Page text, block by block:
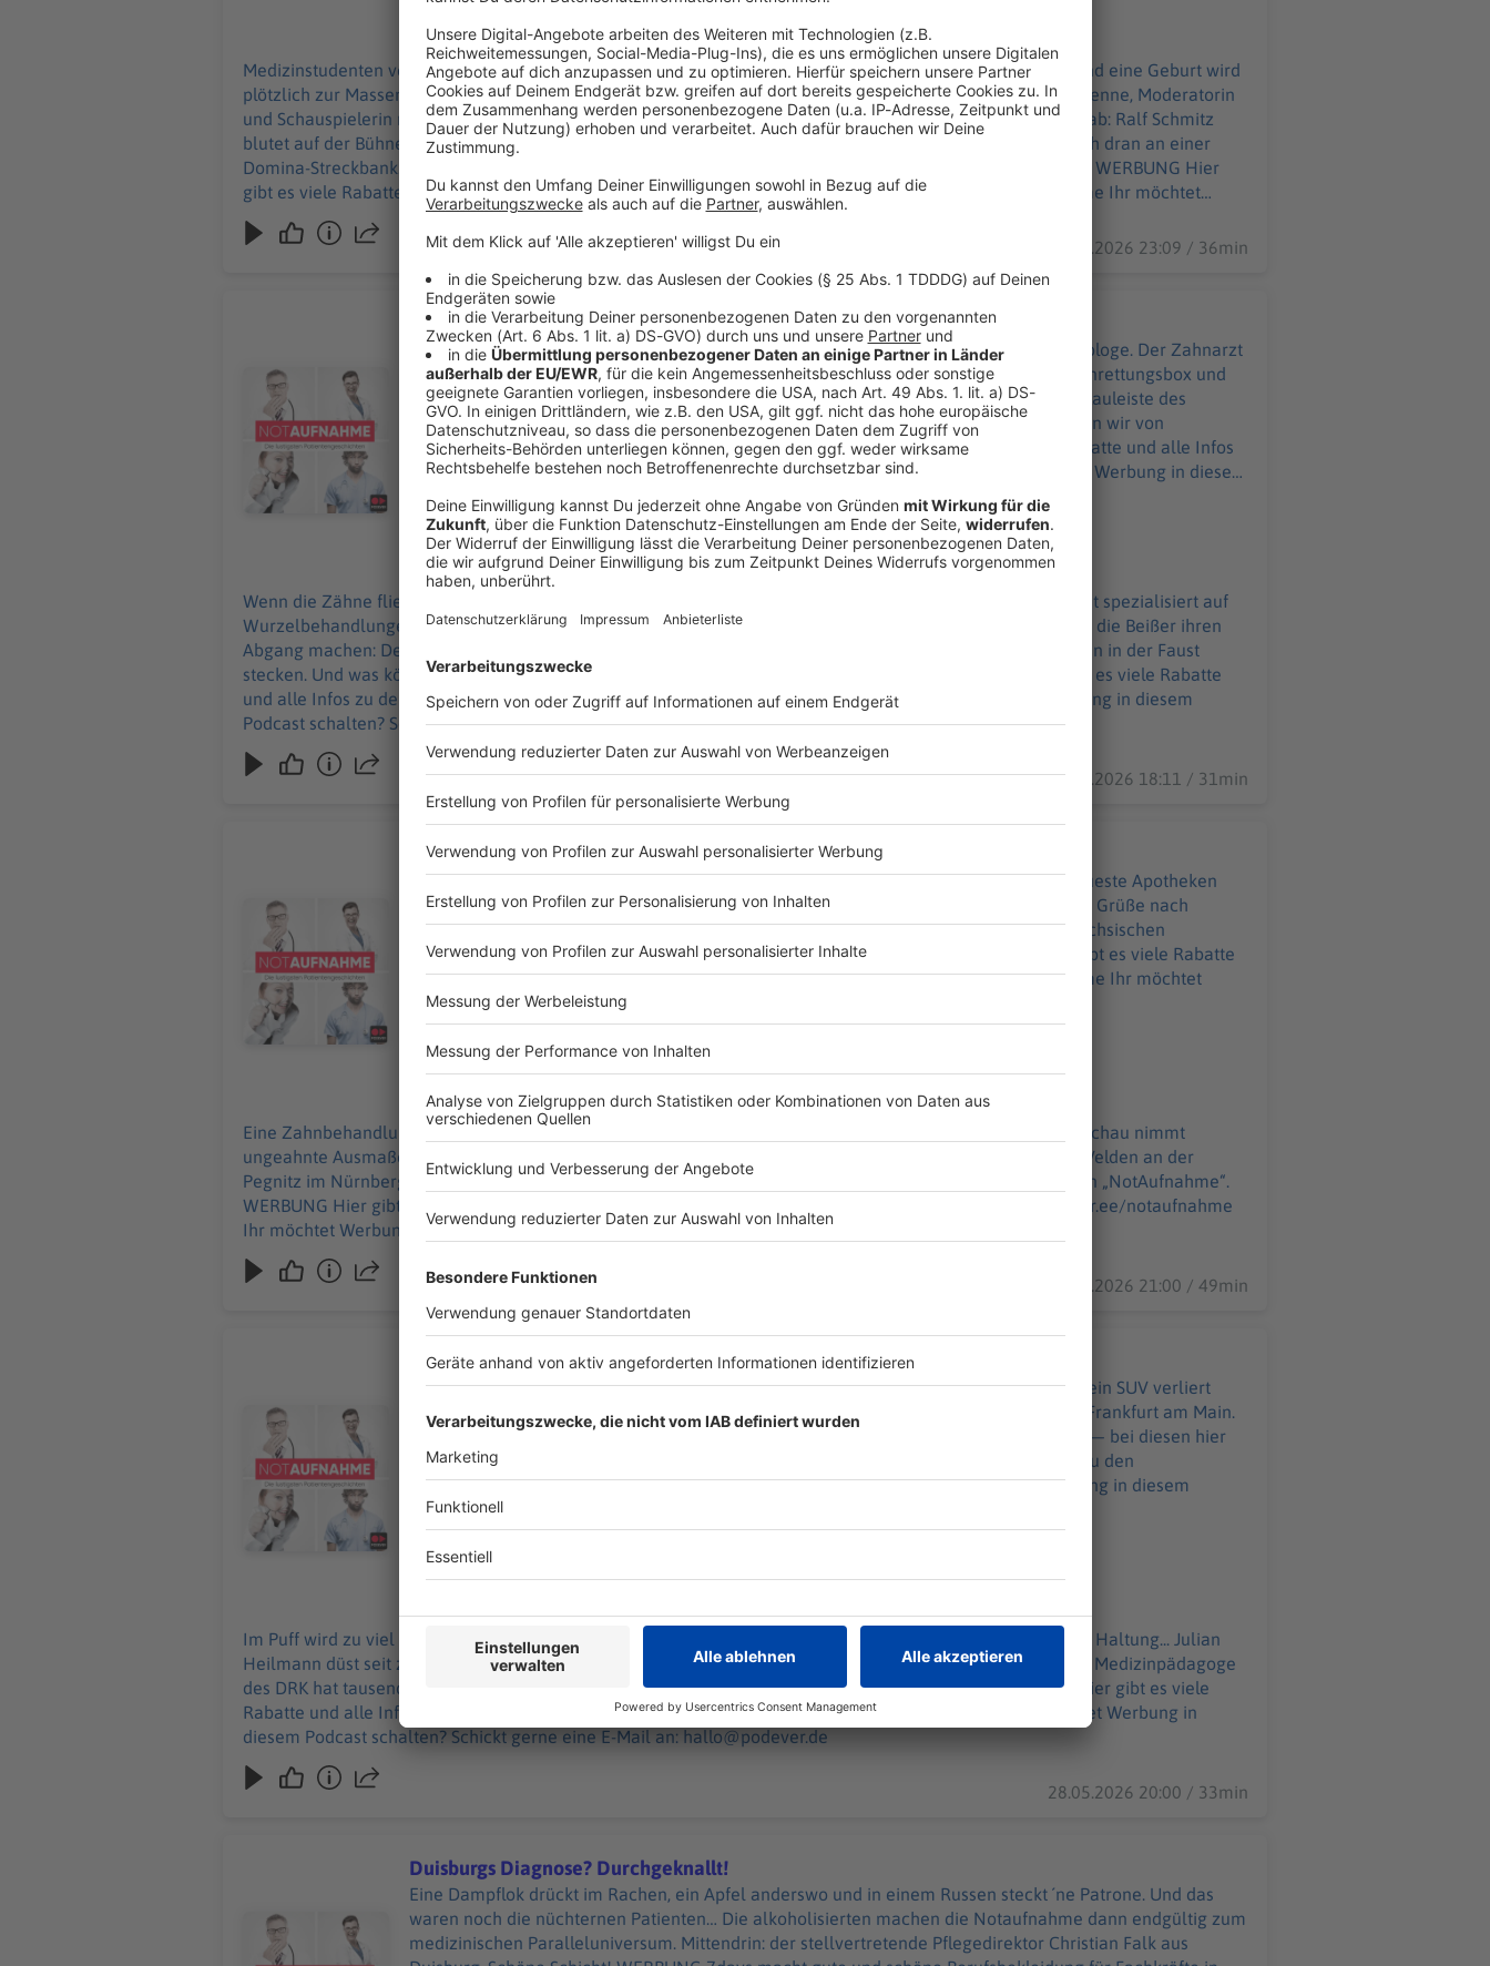
09.07.2026 23:09 / 36min
Medizinstudenten vergessen etwas in ihrem Körper. Dafür fehlt beim Röntgen ein entscheidendes Detail. Und eine Geburt wird
plötzlich zur Massenveranstaltung. Bei Lisa Feller sind sogar die Arzt-Besuche starkes Stand-up. Die Comedienne, Moderatorin
und Schauspielerin nimmt ihre Heilbehandlungen mit Humor. Auch ihre Comedy-Kollegen bekommen was ab: Ralf Schmitz
blutet auf der Bühne. Max Giesinger wird von American-Football-Spielern gestoppt. Und Verona Pooth ist nah dran an einer
Domina-Streckbank... Keine Angst: Dieser Podcast ist „stöhnsauber“! Gast in dieser Podcast-Folge: Lisa Feller WERBUNG Hier
gibt es viele Rabatte und alle Infos zu den Werbepartnern und „NotAufnahme“: https://linktr.ee/notaufnahme Ihr möchtet
Werbung in diesem Podcast schalten? Schickt gerne eine E-Mail an: hallo@podever.de
09.07.2026 23:09 / 36min
Audiotitel - Die schönsten Zahnunfälle Norddeutschlands
Die schönsten Zahnunfälle Norddeutschlands
Wenn die Zähne fliegen, ist er zur Stelle: Christoph Mahlke aus Wittingen ist Endodontologe. Der Zahnarzt
ist spezialisiert auf Wurzelbehandlungen und Traumatologie. Ralf kriecht in seine Zahnrettungsbox und
geht in Deckung, wenn die Beißer ihren Abgang machen: Denn eine Axt rutscht in die Kauleiste des
Baumfällers. Bei einem Kampfbiss bleibt der Zahn in der Faust stecken. Und was können wir von
Hooligans lernen, die ihre nächste Prügelei planen…? WERBUNG Hier gibt es viele Rabatte und alle Infos
zu den Werbepartnern und „NotAufnahme“: https://linktr.ee/notaufnahme Ihr möchtet Werbung in diesem
Podcast schalten? Schickt gerne eine E-Mail an: hallo@podever.de
25.06.2026 18:11 / 31min
Wenn die Zähne fliegen, ist er zur Stelle: Christoph Mahlke aus Wittingen ist Endodontologe. Der Zahnarzt ist spezialisiert auf
Wurzelbehandlungen und Traumatologie. Ralf kriecht in seine Zahnrettungsbox und geht in Deckung, wenn die Beißer ihren
Abgang machen: Denn eine Axt rutscht in die Kauleiste des Baumfällers. Bei einem Kampfbiss bleibt der Zahn in der Faust
stecken. Und was können wir von Hooligans lernen, die ihre nächste Prügelei planen…? WERBUNG Hier gibt es viele Rabatte
und alle Infos zu den Werbepartnern und „NotAufnahme“: https://linktr.ee/notaufnahme Ihr möchtet Werbung in diesem
Podcast schalten? Schickt gerne eine E-Mail an: hallo@podever.de
25.06.2026 18:11 / 31min
Audiotitel - Chronisch komisch
Chronisch komisch
Eine Zahnbehandlung endet mit einem Denkzettel von der Decke, die Jagd auf die neueste Apotheken
Umschau nimmt ungeahnte Ausmaße an und Ralf wird betriebsintern betütatat… Liebe Grüße nach
Brandenburg, München, Velden an der Pegnitz im Nürnberger Land, Schneeberg im sächsischen
Erzgebirge und Stuttgart. Und Prost auf 175 Folgen „NotAufnahme“. WERBUNG Hier gibt es viele Rabatte
und alle Infos zu den Werbepartnern und „NotAufnahme“: https://linktr.ee/notaufnahme Ihr möchtet
Werbung in diesem Podcast schalten? Schickt gerne eine E-Mail an: hallo@podever.de
Eine Zahnbehandlung endet mit einem Denkzettel von der Decke, die Jagd auf die neueste Apotheken Umschau nimmt
ungeahnte Ausmaße an und Ralf wird betriebsintern betütatat… Liebe Grüße nach Brandenburg, München, Velden an der
Pegnitz im Nürnberger Land, Schneeberg im sächsischen Erzgebirge und Stuttgart. Und Prost auf 175 Folgen „NotAufnahme“.
WERBUNG Hier gibt es viele Rabatte und alle Infos zu den Werbepartnern und „NotAufnahme“: https://linktr.ee/notaufnahme
Ihr möchtet Werbung in diesem Podcast schalten? Schickt gerne eine E-Mail an: hallo@podever.de
11.06.2026 21:00 / 49min
Audiotitel - Ist Frankfurt noch zu Rettungswagen?
Ist Frankfurt noch zu Rettungswagen?
Im Puff wird zu viel Druck abgelassen. Kein Doppelherz in der Doppelhaushälfte. Und ein SUV verliert
seine Haltung... Julian Heilmann düst seit zehn Jahren mit dem Rettungswagen durch Frankfurt am Main.
Der Notfallsanitäter und Medizinpädagoge des DRK hat tausende Einsätze hinter sich — bei diesen hier
macht selbst er drei Rote Kreuze. WERBUNG Hier gibt es viele Rabatte und alle Infos zu den
Werbepartnern und „NotAufnahme“: https://linktr.ee/notaufnahme Ihr möchtet Werbung in diesem
Podcast schalten? Schickt gerne eine E-Mail an: hallo@podever.de
Im Puff wird zu viel Druck abgelassen. Kein Doppelherz in der Doppelhaushälfte. Und ein SUV verliert seine Haltung... Julian
Heilmann düst seit zehn Jahren mit dem Rettungswagen durch Frankfurt am Main. Der Notfallsanitäter und Medizinpädagoge
des DRK hat tausende Einsätze hinter sich — bei diesen hier macht selbst er drei Rote Kreuze. WERBUNG Hier gibt es viele
Rabatte und alle Infos zu den Werbepartnern und „NotAufnahme“: https://linktr.ee/notaufnahme Ihr möchtet Werbung in
diesem Podcast schalten? Schickt gerne eine E-Mail an: hallo@podever.de
28.05.2026 20:00 / 33min
Audiotitel - Duisburgs Diagnose? Durchgeknallt!
Duisburgs Diagnose? Durchgeknallt!
Eine Dampflok drückt im Rachen, ein Apfel anderswo und in einem Russen steckt ´ne Patrone. Und das
waren noch die nüchternen Patienten… Die alkoholisierten machen die Notaufnahme dann endgültig zum
medizinischen Paralleluniversum. Mittendrin: der stellvertretende Pflegedirektor Christian Falk aus